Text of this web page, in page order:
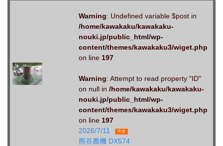
Warning: Undefined variable $post in
/home/kawakaku/kawakaku-
nouki.jp/public_html/wp-
content/themes/kawakaku3/wiget.php
on line 197
Warning: Attempt to read property "ID"
on null in /home/kawakaku/kawakaku-
nouki.jp/public_html/wp-
content/themes/kawakaku3/wiget.php
on line 197
2026/7/11
中古
熊谷農機 DX574